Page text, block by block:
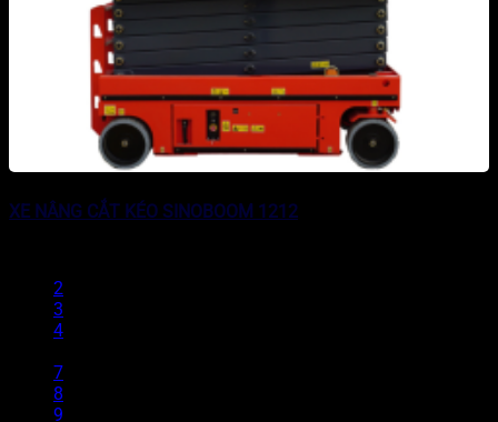
XE NÂNG CẮT KÉO SINOBOOM 1212
2
3
4
7
8
9